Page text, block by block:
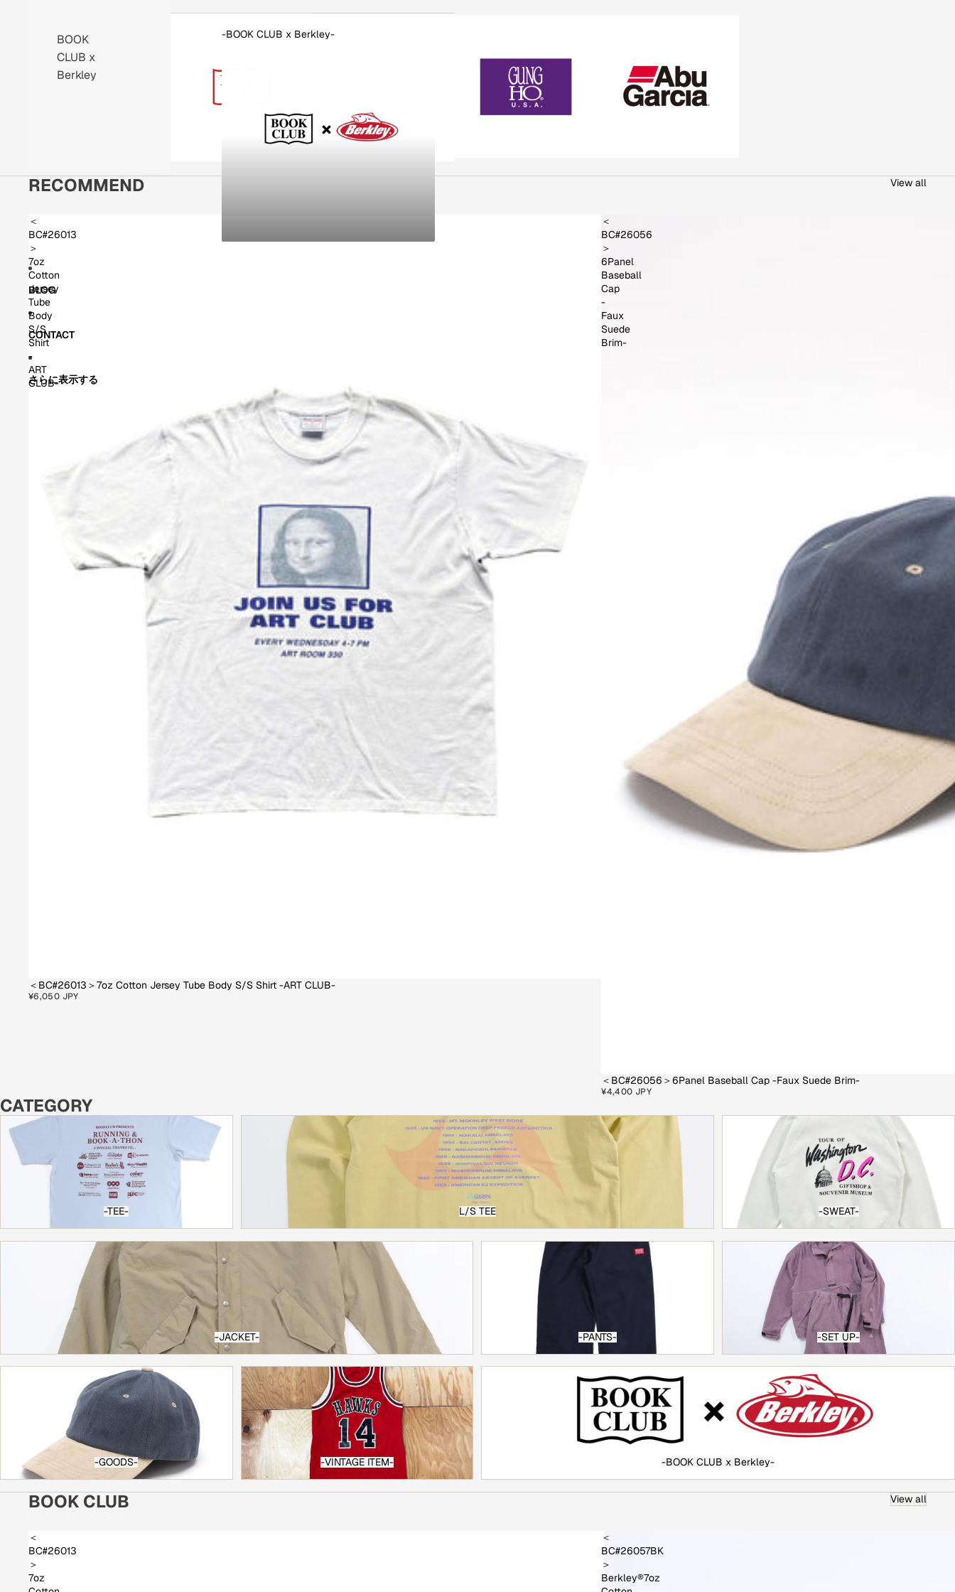
BOOK
CLUB x
Berkley
-BOOK CLUB x Berkley-
BLOG
CONTACT
さらに表示する
RECOMMEND View all
＜
BC#26013
＞
7oz
Cotton
Jersey
Tube
Body
S/S
Shirt
-
ART
CLUB-
＜BC#26013＞7oz Cotton Jersey Tube Body S/S Shirt -ART CLUB-
¥6,050 JPY
＜
BC#26056
＞
6Panel
Baseball
Cap
-
Faux
Suede
Brim-
＜BC#26056＞6Panel Baseball Cap -Faux Suede Brim-
¥4,400 JPY
CATEGORY
-TEE-
-TEE- L/S TEE -SWEAT-
-JACKET- -PANTS- -SET UP-
-GOODS-
-VINTAGE ITEM-
-VINTAGE ITEM-
-BOOK CLUB x Berkley-
-BOOK CLUB x Berkley-
BOOK CLUB View all
＜
BC#26013
＞
7oz
＜
BC#26057BK
＞
Berkley®7oz